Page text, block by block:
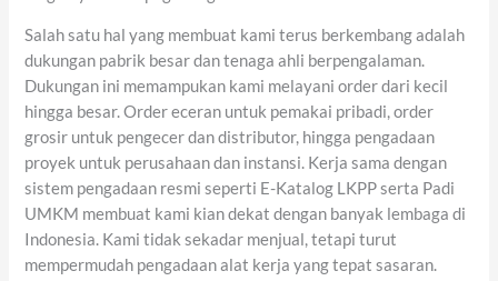
Salah satu hal yang membuat kami terus berkembang adalah
dukungan pabrik besar dan tenaga ahli berpengalaman.
Dukungan ini memampukan kami melayani order dari kecil
hingga besar. Order eceran untuk pemakai pribadi, order
grosir untuk pengecer dan distributor, hingga pengadaan
proyek untuk perusahaan dan instansi. Kerja sama dengan
sistem pengadaan resmi seperti E-Katalog LKPP serta Padi
UMKM membuat kami kian dekat dengan banyak lembaga di
Indonesia. Kami tidak sekadar menjual, tetapi turut
mempermudah pengadaan alat kerja yang tepat sasaran.